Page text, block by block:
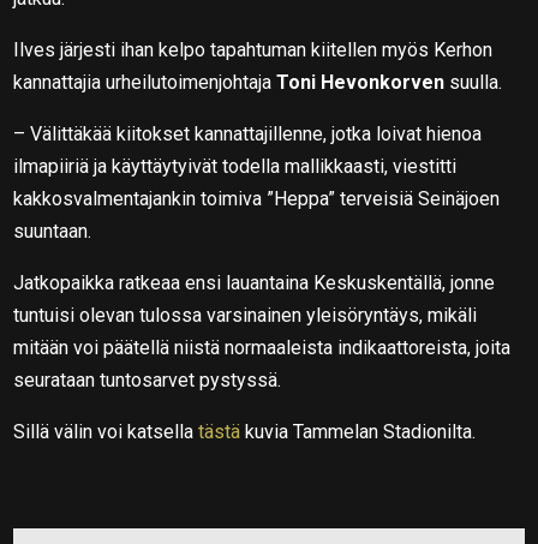
Ilves järjesti ihan kelpo tapahtuman kiitellen myös Kerhon
kannattajia urheilutoimenjohtajaToni Hevonkorven suulla.
– Välittäkää kiitokset kannattajillenne, jotka loivat hienoa
ilmapiiriä ja käyttäytyivät todella mallikkaasti, viestitti
kakkosvalmentajankin toimiva ”Heppa” terveisiä Seinäjoen
suuntaan.
Jatkopaikka ratkeaa ensi lauantaina Keskuskentällä, jonne
tuntuisi olevan tulossa varsinainen yleisöryntäys, mikäli
mitään voi päätellä niistä normaaleista indikaattoreista, joita
seurataan tuntosarvet pystyssä.
Sillä välin voi katsellatästä kuvia Tammelan Stadionilta.